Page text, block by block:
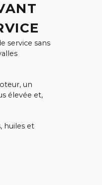
service sans
un
élevée et,
huiles et